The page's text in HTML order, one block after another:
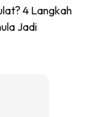
4 Langkah
Jadi